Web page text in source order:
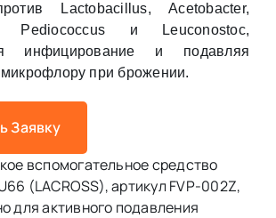
Lactobacillus, Acetobacter,
Pediococcus и Leuconostoc,
инфицирование и подавляя
при брожении.
Заявку
вспомогательное средство
(LACROSS), артикул FVP-002Z,
для активного подавления